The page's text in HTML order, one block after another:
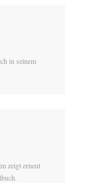
in seinem
zeigt erneut